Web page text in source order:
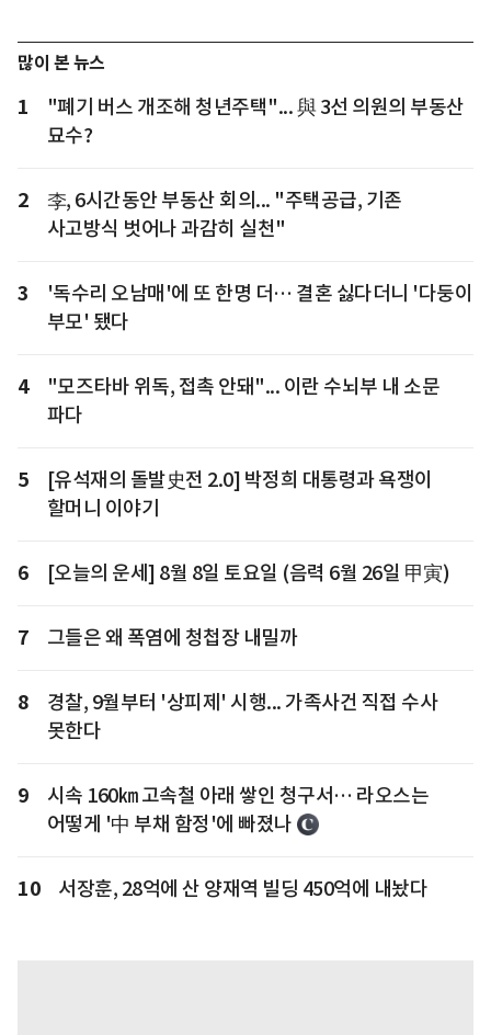
많이 본 뉴스
1
"폐기 버스 개조해 청년주택"... 與 3선 의원의 부동산
묘수?
2
李, 6시간동안 부동산 회의... "주택공급, 기존
사고방식 벗어나 과감히 실천"
3
'독수리 오남매'에 또 한명 더… 결혼 싫다더니 '다둥이
부모' 됐다
4
"모즈타바 위독, 접촉 안돼"... 이란 수뇌부 내 소문
파다
5
[유석재의 돌발史전 2.0] 박정희 대통령과 욕쟁이
할머니 이야기
6 [오늘의 운세] 8월 8일 토요일 (음력 6월 26일 甲寅)
7 그들은 왜 폭염에 청첩장 내밀까
8
경찰, 9월부터 '상피제' 시행... 가족사건 직접 수사
못한다
9
시속 160㎞ 고속철 아래 쌓인 청구서… 라오스는
어떻게 '中 부채 함정'에 빠졌나
10 서장훈, 28억에 산 양재역 빌딩 450억에 내놨다